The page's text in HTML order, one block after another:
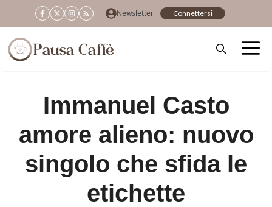
al
contenuto
Newsletter Connettersi
Immanuel Casto
amore alieno: nuovo
singolo che sfida le
etichette